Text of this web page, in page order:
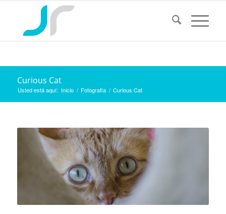
Curious Cat
Usted está aquí: Inicio / Fotografia / Curious Cat